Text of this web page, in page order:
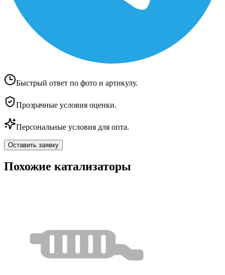
Быстрый ответ по фото и артикулу.
Прозрачные условия оценки.
Персональные условия для опта.
Оставить заявку
Похожие катализаторы